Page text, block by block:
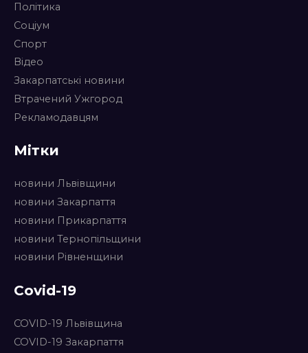
Політика
Соціум
Спорт
Відео
Закарпатські новини
Втрачений Ужгород
Рекламодавцям
Мітки
новини Львівщини
новини Закарпаття
новини Прикарпаття
новини Тернопільщини
новини Рівненщини
Covid-19
COVID-19 Львівщина
COVID-19 Закарпаття